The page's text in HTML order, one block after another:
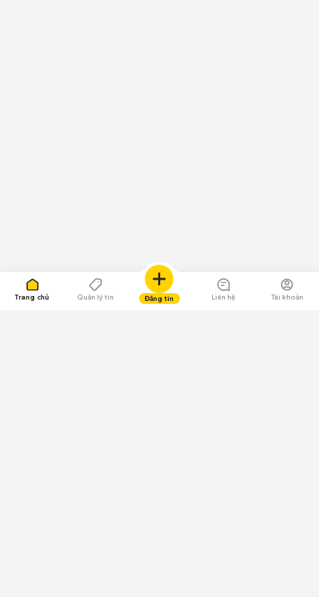
Trang chủ Quản lý tin Đăng tin Liên hệ Tài khoản